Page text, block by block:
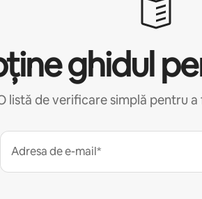
ghidul
listă de verificare simplă pentru a
Adresa de e-mail*